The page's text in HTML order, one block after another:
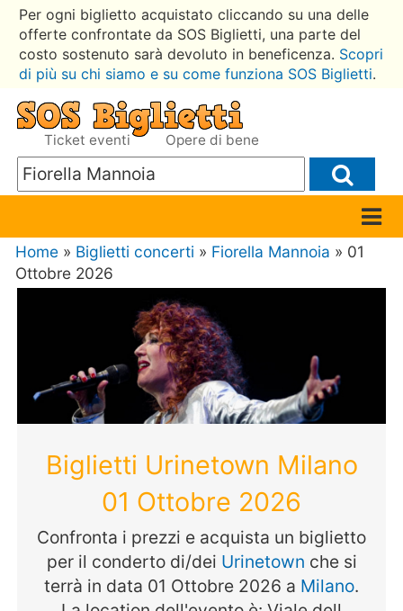
Per ogni biglietto acquistato cliccando su una delle
offerte confrontate da SOS Biglietti, una parte del
costo sostenuto sarà devoluto in beneficenza. Scopri
di più su chi siamo e su come funziona SOS Biglietti.
Ticket eventi Opere di bene
Home » Biglietti concerti » Fiorella Mannoia » 01
Ottobre 2026
Biglietti Urinetown Milano
01 Ottobre 2026
Confronta i prezzi e acquista un biglietto
per il conderto di/dei Urinetown che si
terrà in data 01 Ottobre 2026 a Milano.